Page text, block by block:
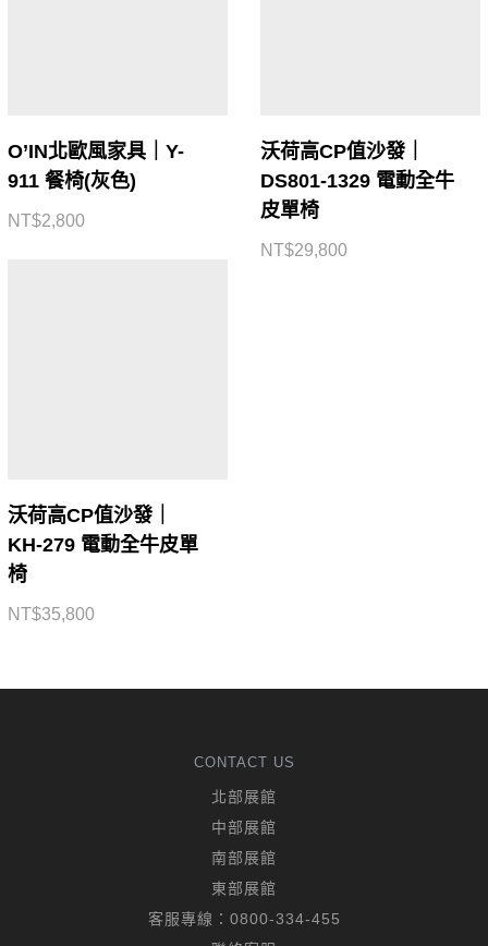
O’IN北歐風家具｜Y-
911 餐椅(灰色)
NT$2,800
沃荷高CP值沙發｜
DS801-1329 電動全牛
皮單椅
NT$29,800
沃荷高CP值沙發｜
KH-279 電動全牛皮單
椅
NT$35,800
CONTACT US
北部展館
中部展館
南部展館
東部展館
客服專線： 0800-334-455